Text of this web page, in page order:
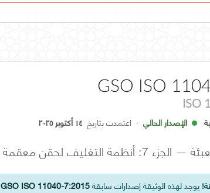
GSO ISO
ISO
الإصدار الحالي · اعتمدت بتاريخ ١٤ أكتوبر ٢٠٢٥
مجمعة جزئيًا وجاهزة للتعبئة
يوجد لهذه الوثيقة إصدارات سابقةGSO ISO 11040-7:2015